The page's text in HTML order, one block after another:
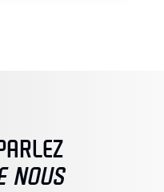
NOUS